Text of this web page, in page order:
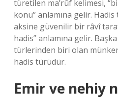
türetilen ma’rûf kelimesi,
konu” anlamına gelir.
aksine güvenilir bir râvî
hadis” anlamına gelir.
türlerinden biri olan
hadis türüdür.
Emir ve nehiy